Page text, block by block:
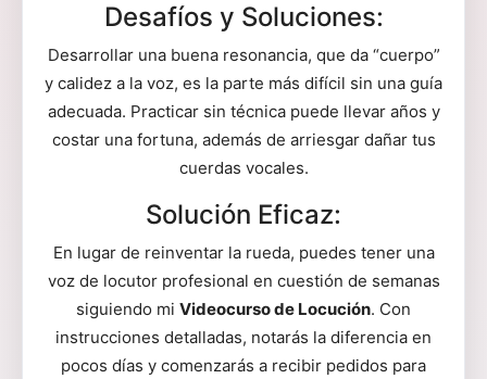
Desafíos y Soluciones:
Desarrollar una buena resonancia, que da “cuerpo”
y calidez a la voz, es la parte más difícil sin una guía
adecuada. Practicar sin técnica puede llevar años y
costar una fortuna, además de arriesgar dañar tus
cuerdas vocales.
Solución Eficaz:
En lugar de reinventar la rueda, puedes tener una
voz de locutor profesional en cuestión de semanas
siguiendo mi Videocurso de Locución. Con
instrucciones detalladas, notarás la diferencia en
pocos días y comenzarás a recibir pedidos para